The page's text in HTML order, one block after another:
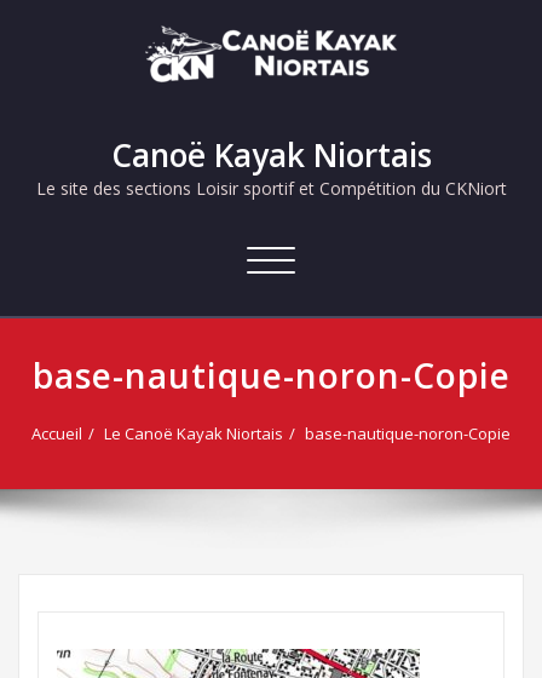
Canoë Kayak Niortais
Le site des sections Loisir sportif et Compétition du CKNiort
Afficher/masquer
navigation
base-nautique-noron-Copie
Accueil Le Canoë Kayak Niortais base-nautique-noron-Copie